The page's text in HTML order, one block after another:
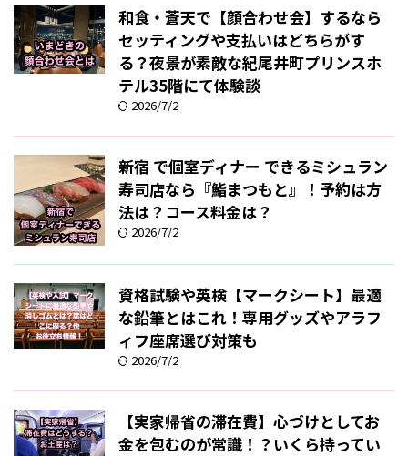
和食・蒼天で【顔合わせ会】するなら
セッティングや支払いはどちらがす
る？夜景が素敵な紀尾井町プリンスホ
テル35階にて体験談
2026/7/2
新宿 で個室ディナー できるミシュラン
寿司店なら『鮨まつもと』！予約は方
法は？コース料金は？
2026/7/2
資格試験や英検【マークシート】最適
な鉛筆とはこれ！専用グッズやアラフ
ィフ座席選び対策も
2026/7/2
【実家帰省の滞在費】心づけとしてお
金を包むのが常識！？いくら持ってい